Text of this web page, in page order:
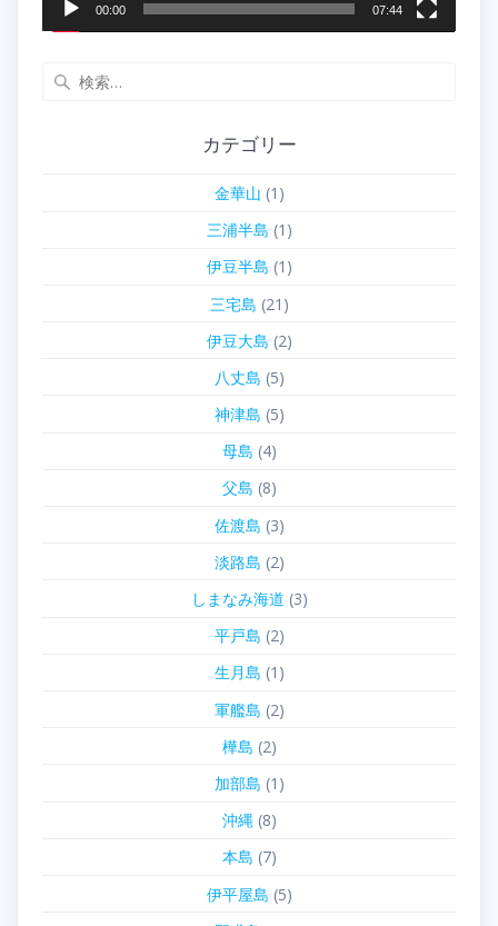
00:00 07:44
カテゴリー
金華山 (1)
三浦半島 (1)
伊豆半島 (1)
三宅島 (21)
伊豆大島 (2)
八丈島 (5)
神津島 (5)
母島 (4)
父島 (8)
佐渡島 (3)
淡路島 (2)
しまなみ海道 (3)
平戸島 (2)
生月島 (1)
軍艦島 (2)
樺島 (2)
加部島 (1)
沖縄(8)
本島 (7)
伊平屋島 (5)